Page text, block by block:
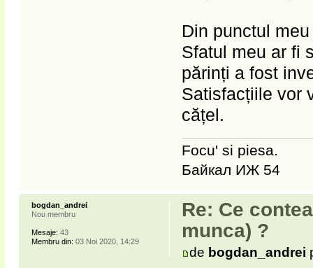
Din punctul
Sfatul meu ar fi
părinți a fost
Satisfacțiile vor
cățel.
Focu' si piesa.
Байкал ИЖ 54
Re: Ce
munca) ?
de bogdan_andrei
bogdan_andrei
Nou membru
Mesaje: 43
Membru din: 03 Noi 2020, 14:29